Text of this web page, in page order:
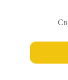
пешеходный